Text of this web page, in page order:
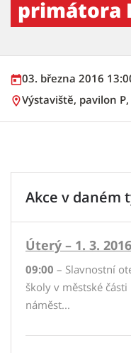
primátora
03. března 2016
Výstaviště, pavilon
Akce v daném
Úterý – 1. 3. 2016
09:00 – Slavnostní
školy v městské
náměst...